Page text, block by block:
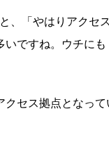
、「やはりアクセ
ですね。ウチにも
セス拠点となって